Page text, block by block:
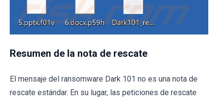
Resumen de la nota de rescate
El mensaje del ransomware Dark 101 no es una nota de
rescate estándar. En su lugar, las peticiones de rescate